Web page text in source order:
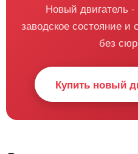
Новый двигатель
заводское состояние и
без
Купить новый